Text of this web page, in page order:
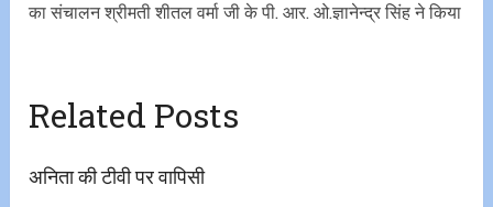
का संचालन श्रीमती शीतल वर्मा जी के पी. आर. ओ.ज्ञानेन्द्र सिंह ने किया
Related Posts
अनिता की टीवी पर वापिसी